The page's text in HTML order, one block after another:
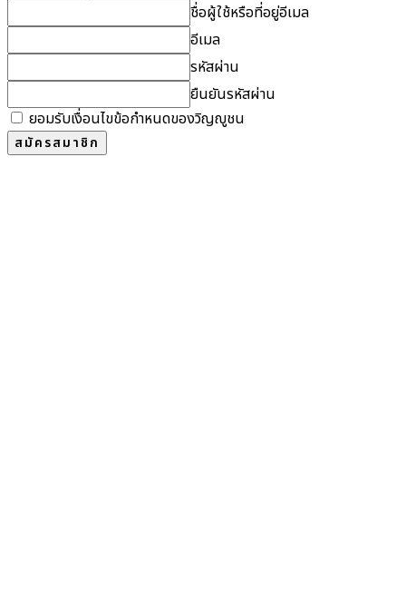
ชื่อผู้ใช้หรือที่อยู่อีเมล
อีเมล
รหัสผ่าน
ยืนยันรหัสผ่าน
ยอมรับเงื่อนไขข้อกำหนดของวิญญูชน